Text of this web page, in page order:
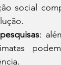
social
: